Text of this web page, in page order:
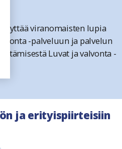
viranomaisten lupia
-palveluun ja palvelun
Luvat ja valvonta -
ja erityispiirteisiin